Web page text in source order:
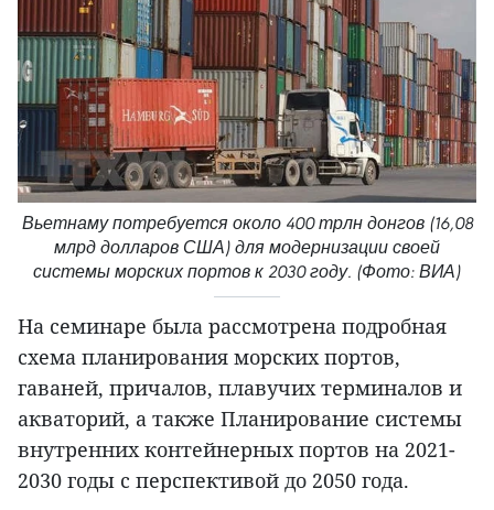
Вьетнаму потребуется около 400 трлн донгов (16,08
млрд долларов США) для модернизации своей
системы морских портов к 2030 году. (Фото: ВИА)
На семинаре была рассмотрена подробная
схема планирования морских портов,
гаваней, причалов, плавучих терминалов и
акваторий, а также Планирование системы
внутренних контейнерных портов на 2021-
2030 годы с перспективой до 2050 года.